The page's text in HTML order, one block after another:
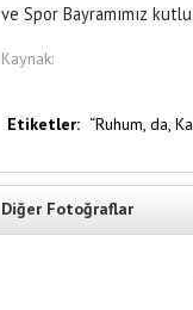
ve Spor Bayramımız
Kaynak:
Etiketler: “Ruhum, da,
Diğer Fotoğraflar